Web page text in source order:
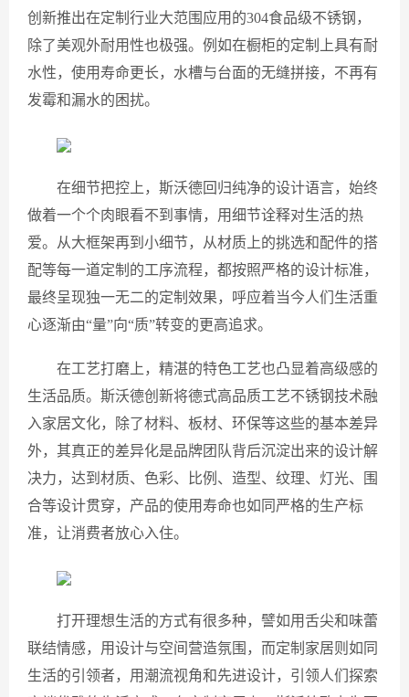
创新推出在定制行业大范围应用的304食品级不锈钢，
除了美观外耐用性也极强。例如在橱柜的定制上具有耐
水性，使用寿命更长，水槽与台面的无缝拼接，不再有
发霉和漏水的困扰。
在细节把控上，斯沃德回归纯净的设计语言，始终
做着一个个肉眼看不到事情，用细节诠释对生活的热
爱。从大框架再到小细节，从材质上的挑选和配件的搭
配等每一道定制的工序流程，都按照严格的设计标准，
最终呈现独一无二的定制效果，呼应着当今人们生活重
心逐渐由“量”向“质”转变的更高追求。
在工艺打磨上，精湛的特色工艺也凸显着高级感的
生活品质。斯沃德创新将德式高品质工艺不锈钢技术融
入家居文化，除了材料、板材、环保等这些的基本差异
外，其真正的差异化是品牌团队背后沉淀出来的设计解
决力，达到材质、色彩、比例、造型、纹理、灯光、围
合等设计贯穿，产品的使用寿命也如同严格的生产标
准，让消费者放心入住。
打开理想生活的方式有很多种，譬如用舌尖和味蕾
联结情感，用设计与空间营造氛围，而定制家居则如同
生活的引领者，用潮流视角和先进设计，引领人们探索